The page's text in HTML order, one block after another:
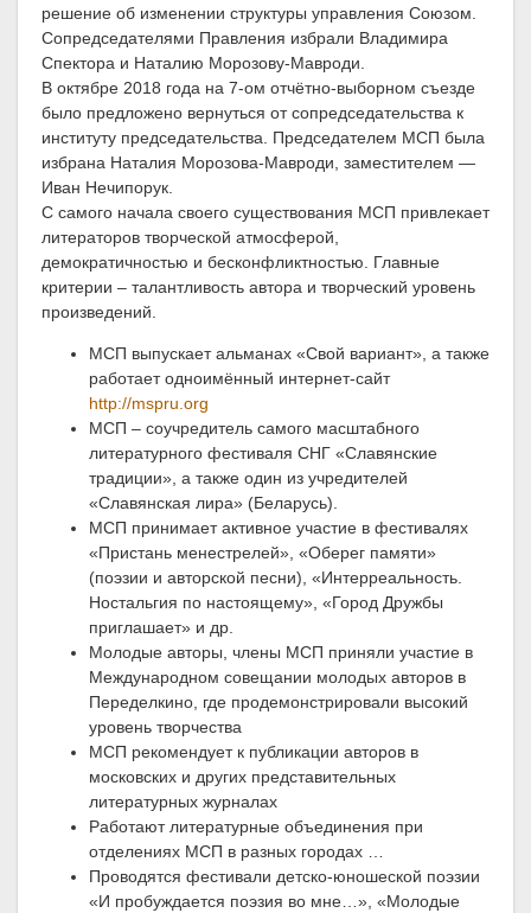
решение об изменении структуры управления Союзом.
Сопредседателями Правления избрали Владимира
Спектора и Наталию Морозову-Мавроди.
В октябре 2018 года на 7-ом отчётно-выборном съезде
было предложено вернуться от сопредседательства к
институту председательства. Председателем МСП была
избрана Наталия Морозова-Мавроди, заместителем —
Иван Нечипорук.
С самого начала своего существования МСП привлекает
литераторов творческой атмосферой,
демократичностью и бесконфликтностью. Главные
критерии – талантливость автора и творческий уровень
произведений.
МСП выпускает альманах «Свой вариант», а также
работает одноимённый интернет-сайт
http://mspru.org
МСП – соучредитель самого масштабного
литературного фестиваля СНГ «Славянские
традиции», а также один из учредителей
«Славянская лира» (Беларусь).
МСП принимает активное участие в фестивалях
«Пристань менестрелей», «Оберег памяти»
(поэзии и авторской песни), «Интерреальность.
Ностальгия по настоящему», «Город Дружбы
приглашает» и др.
Молодые авторы, члены МСП приняли участие в
Международном совещании молодых авторов в
Переделкино, где продемонстрировали высокий
уровень творчества
МСП рекомендует к публикации авторов в
московских и других представительных
литературных журналах
Работают литературные объединения при
отделениях МСП в разных городах …
Проводятся фестивали детско-юношеской поэзии
«И пробуждается поэзия во мне…», «Молодые